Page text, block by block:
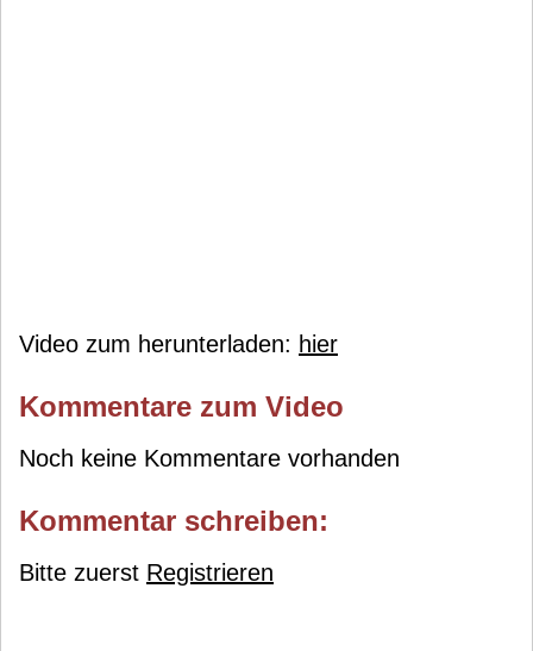
Video zum herunterladen: hier
Kommentare zum Video
Noch keine Kommentare vorhanden
Kommentar schreiben:
Bitte zuerst Registrieren